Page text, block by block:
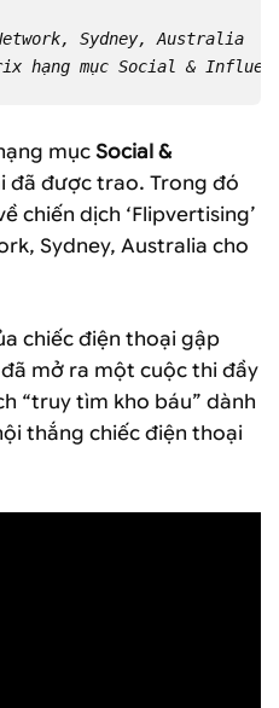
Sydney, Australia
hạng mục Social &
mục Social &
đã được trao. Trong đó
chiến dịch ‘Flipvertising’
Sydney, Australia cho
chiếc điện thoại gập
đã mở ra một cuộc thi đầy
“truy tìm kho báu” dành
thắng chiếc điện thoại